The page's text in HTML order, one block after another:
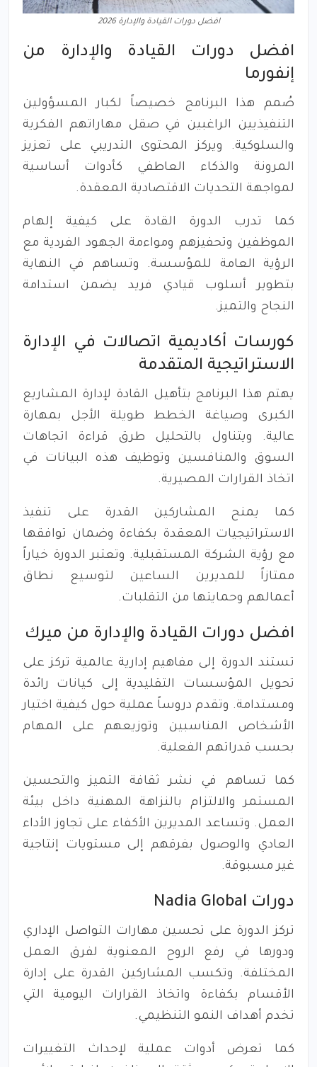
افضل دورات القيادة والإدارة 2026
افضل دورات القيادة والإدارة من
إنفورما
صُمم هذا البرنامج خصيصاً لكبار المسؤولين
التنفيذيين الراغبين في صقل مهاراتهم الفكرية
والسلوكية. ويركز المحتوى التدريبي على تعزيز
المرونة والذكاء العاطفي كأدوات أساسية
لمواجهة التحديات الاقتصادية المعقدة.
كما تدرب الدورة القادة على كيفية إلهام
الموظفين وتحفيزهم ومواءمة الجهود الفردية مع
الرؤية العامة للمؤسسة. وتساهم في النهاية
بتطوير أسلوب قيادي فريد يضمن استدامة
النجاح والتميز.
كورسات أكاديمية اتصالات في الإدارة
الاستراتيجية المتقدمة
يهتم هذا البرنامج بتأهيل القادة لإدارة المشاريع
الكبرى وصياغة الخطط طويلة الأجل بمهارة
عالية. ويتناول بالتحليل طرق قراءة اتجاهات
السوق والمنافسين وتوظيف هذه البيانات في
اتخاذ القرارات المصيرية.
كما يمنح المشاركين القدرة على تنفيذ
الاستراتيجيات المعقدة بكفاءة وضمان توافقها
مع رؤية الشركة المستقبلية. وتعتبر الدورة خياراً
ممتازاً للمديرين الساعين لتوسيع نطاق
أعمالهم وحمايتها من التقلبات.
افضل دورات القيادة والإدارة من ميرك
تستند الدورة إلى مفاهيم إدارية عالمية تركز على
تحويل المؤسسات التقليدية إلى كيانات رائدة
ومستدامة. وتقدم دروساً عملية حول كيفية اختيار
الأشخاص المناسبين وتوزيعهم على المهام
بحسب قدراتهم الفعلية.
كما تساهم في نشر ثقافة التميز والتحسين
المستمر والالتزام بالنزاهة المهنية داخل بيئة
العمل. وتساعد المديرين الأكفاء على تجاوز الأداء
العادي والوصول بفرقهم إلى مستويات إنتاجية
غير مسبوقة.
دورات Nadia Global
تركز الدورة على تحسين مهارات التواصل الإداري
ودورها في رفع الروح المعنوية لفرق العمل
المختلفة. وتكسب المشاركين القدرة على إدارة
الأقسام بكفاءة واتخاذ القرارات اليومية التي
تخدم أهداف النمو التنظيمي.
كما تعرض أدوات عملية لإحداث التغييرات